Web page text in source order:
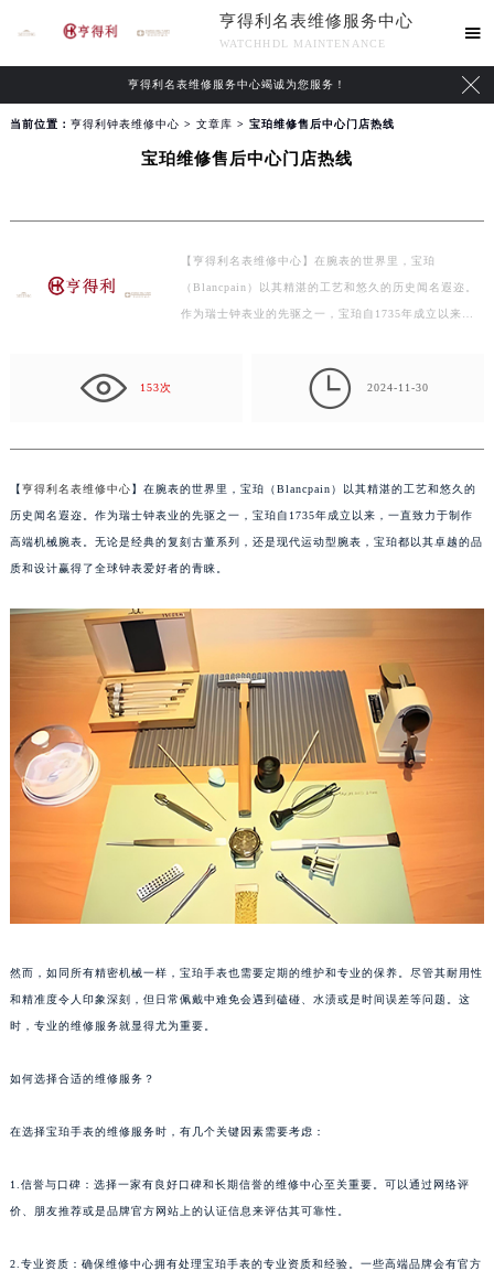
亨得利名表维修服务中心
WATCHHDL MAINTENANCE

亨得利名表维修服务中心竭诚为您服务！ 
当前位置： 亨得利钟表维修中心 > 文章库 > 宝珀维修售后中心门店热线
宝珀维修售后中心门店热线
【亨得利名表维修中心】在腕表的世界里，宝珀
（Blancpain）以其精湛的工艺和悠久的历史闻名遐迩。
作为瑞士钟表业的先驱之一，宝珀自1735年成立以来，
153次  2024-11-30
【亨得利名表维修中心】在腕表的世界里，宝珀（Blancpain）以其精湛的工艺和悠久的
历史闻名遐迩。作为瑞士钟表业的先驱之一，宝珀自1735年成立以来，一直致力于制作
高端机械腕表。无论是经典的复刻古董系列，还是现代运动型腕表，宝珀都以其卓越的品
质和设计赢得了全球钟表爱好者的青睐。
然而，如同所有精密机械一样，宝珀手表也需要定期的维护和专业的保养。尽管其耐用性
和精准度令人印象深刻，但日常佩戴中难免会遇到磕碰、水渍或是时间误差等问题。这
时，专业的维修服务就显得尤为重要。
如何选择合适的维修服务？
在选择宝珀手表的维修服务时，有几个关键因素需要考虑：
1.信誉与口碑：选择一家有良好口碑和长期信誉的维修中心至关重要。可以通过网络评
价、朋友推荐或是品牌官方网站上的认证信息来评估其可靠性。
2.专业资质：确保维修中心拥有处理宝珀手表的专业资质和经验。一些高端品牌会有官方